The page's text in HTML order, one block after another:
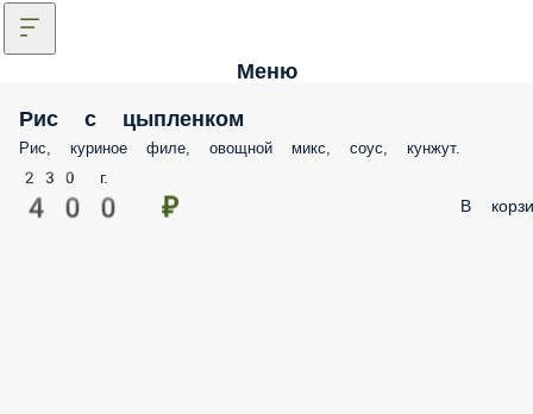
Меню
Рис с цыпленком
Рис, куриное филе, овощной микс, соус, кунжут.
230 г.
400 ₽ В